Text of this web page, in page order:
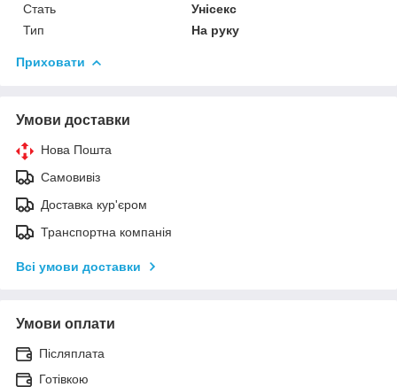
Стать
Унісекс
Тип
На руку
Приховати
Умови доставки
Нова Пошта
Самовивіз
Доставка кур'єром
Транспортна компанія
Всі умови доставки
Умови оплати
Післяплата
Готівкою